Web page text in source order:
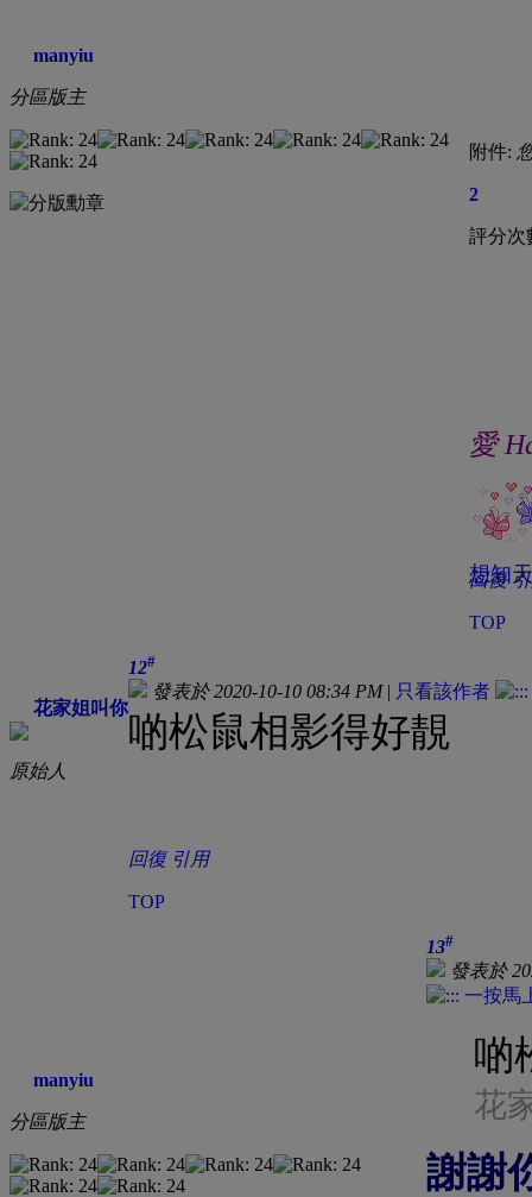
manyiu
分區版主
附件:
2
評分次
愛
想知
回復
TOP
花家姐叫你
原始人
12#
發表於 2020-10-10 08:34 PM| 只看該作者
啲松鼠相影得好靚
回復 引用
TOP
manyiu
分區版主
13#
發表於
啲
花
謝謝